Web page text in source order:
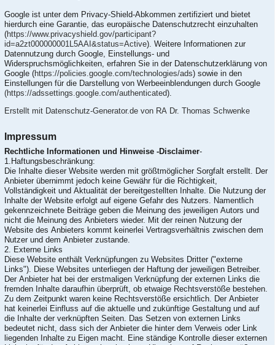
Google ist unter dem Privacy-Shield-Abkommen zertifiziert und bietet
hierdurch eine Garantie, das europäische Datenschutzrecht einzuhalten
(https://www.privacyshield.gov/participant?
id=a2zt000000001L5AAI&status=Active). Weitere Informationen zur
Datennutzung durch Google, Einstellungs- und
Widerspruchsmöglichkeiten, erfahren Sie in der Datenschutzerklärung von
Google (https://policies.google.com/technologies/ads) sowie in den
Einstellungen für die Darstellung von Werbeeinblendungen durch Google
(https://adssettings.google.com/authenticated).
Erstellt mit Datenschutz-Generator.de von RA Dr. Thomas Schwenke
Impressum
Rechtliche Informationen und Hinweise -Disclaimer-
1.Haftungsbeschränkung:
Die Inhalte dieser Website werden mit größtmöglicher Sorgfalt erstellt. Der
Anbieter übernimmt jedoch keine Gewähr für die Richtigkeit,
Vollständigkeit und Aktualität der bereitgestellten Inhalte. Die Nutzung der
Inhalte der Website erfolgt auf eigene Gefahr des Nutzers. Namentlich
gekennzeichnete Beiträge geben die Meinung des jeweiligen Autors und
nicht die Meinung des Anbieters wieder. Mit der reinen Nutzung der
Website des Anbieters kommt keinerlei Vertragsverhältnis zwischen dem
Nutzer und dem Anbieter zustande.
2. Externe Links
Diese Website enthält Verknüpfungen zu Websites Dritter ("externe
Links"). Diese Websites unterliegen der Haftung der jeweiligen Betreiber.
Der Anbieter hat bei der erstmaligen Verknüpfung der externen Links die
fremden Inhalte daraufhin überprüft, ob etwaige Rechtsverstöße bestehen.
Zu dem Zeitpunkt waren keine Rechtsverstöße ersichtlich. Der Anbieter
hat keinerlei Einfluss auf die aktuelle und zukünftige Gestaltung und auf
die Inhalte der verknüpften Seiten. Das Setzen von externen Links
bedeutet nicht, dass sich der Anbieter die hinter dem Verweis oder Link
liegenden Inhalte zu Eigen macht. Eine ständige Kontrolle dieser externen